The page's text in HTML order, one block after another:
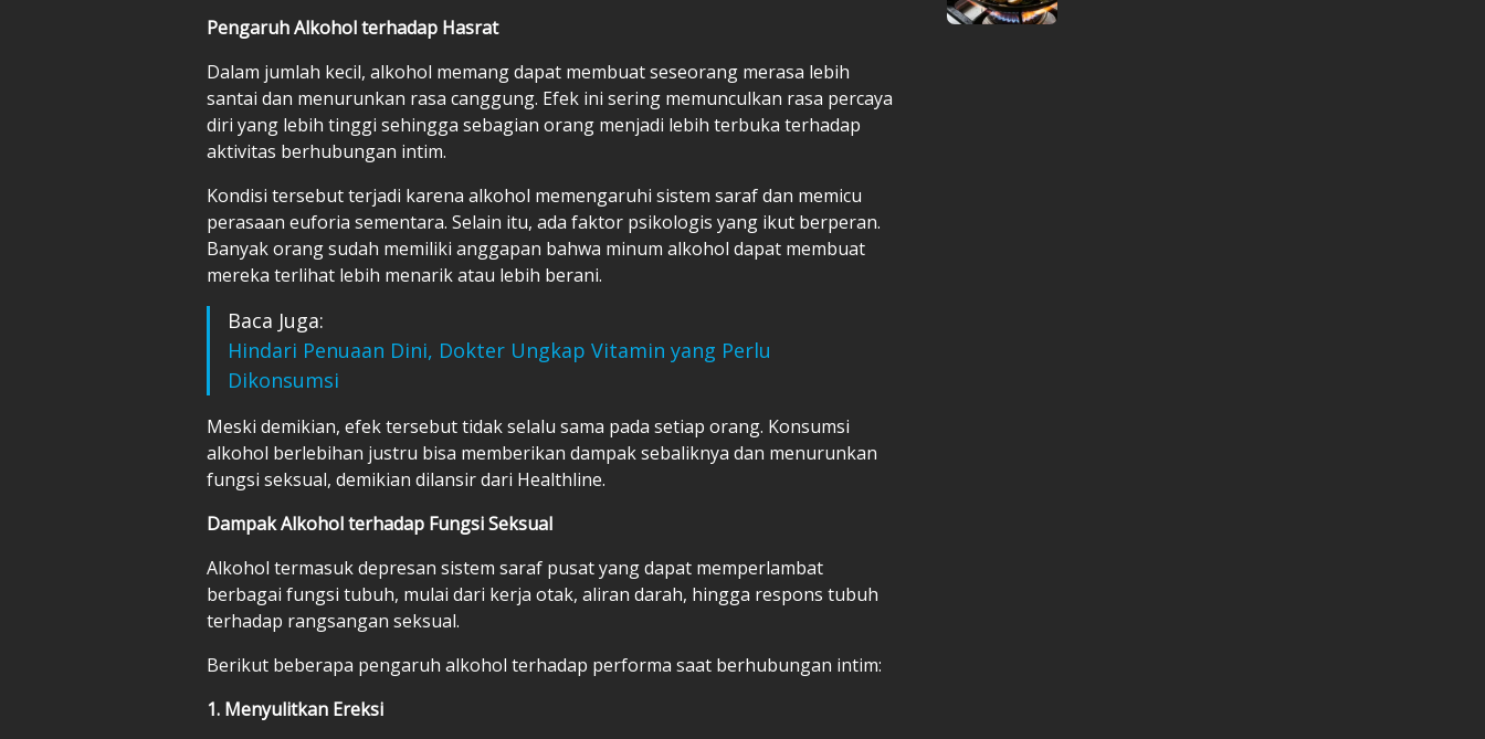
Pengaruh Alkohol terhadap Hasrat
Dalam jumlah kecil, alkohol memang dapat membuat seseorang merasa lebih
santai dan menurunkan rasa canggung. Efek ini sering memunculkan rasa percaya
diri yang lebih tinggi sehingga sebagian orang menjadi lebih terbuka terhadap
aktivitas berhubungan intim.
Kondisi tersebut terjadi karena alkohol memengaruhi sistem saraf dan memicu
perasaan euforia sementara. Selain itu, ada faktor psikologis yang ikut berperan.
Banyak orang sudah memiliki anggapan bahwa minum alkohol dapat membuat
mereka terlihat lebih menarik atau lebih berani.
Baca Juga:
Hindari Penuaan Dini, Dokter Ungkap Vitamin yang Perlu
Dikonsumsi
Meski demikian, efek tersebut tidak selalu sama pada setiap orang. Konsumsi
alkohol berlebihan justru bisa memberikan dampak sebaliknya dan menurunkan
fungsi seksual, demikian dilansir dari Healthline.
Dampak Alkohol terhadap Fungsi Seksual
Alkohol termasuk depresan sistem saraf pusat yang dapat memperlambat
berbagai fungsi tubuh, mulai dari kerja otak, aliran darah, hingga respons tubuh
terhadap rangsangan seksual.
Berikut beberapa pengaruh alkohol terhadap performa saat berhubungan intim:
1. Menyulitkan Ereksi